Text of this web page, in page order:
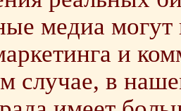
медиа
и
случае, в